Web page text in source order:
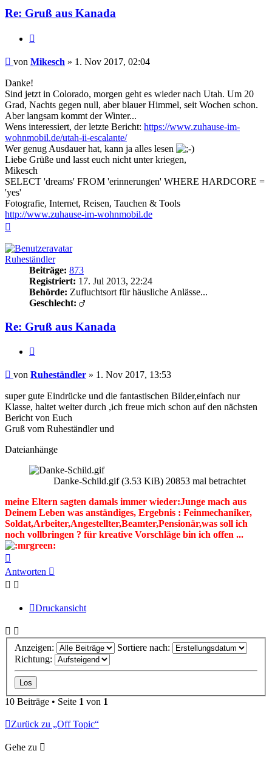
Re: Gruß aus Kanada
Beitrag
von Mikesch » 1. Nov 2017, 02:04
Danke!
Sind jetzt in Colorado, morgen geht es wieder nach Utah. Um 20
Grad, Nachts gegen null, aber blauer Himmel, seit Wochen schon.
Aber langsam kommt der Winter...
Wens interessiert, der letzte Bericht: https://www.zuhause-im-
wohnmobil.de/utah-ii-escalante/
Wer genug Ausdauer hat, kann ja alles lesen
Liebe Grüße und lasst euch nicht unter kriegen,
Mikesch
SELECT 'dreams' FROM 'erinnerungen' WHERE HARDCORE =
'yes'
Fotografie, Internet, Reisen, Tauchen & Tools
http://www.zuhause-im-wohnmobil.de
Ruheständler
Beiträge: 873
Registriert: 17. Jul 2013, 22:24
Behörde: Zufluchtsort für häusliche Anlässe...
Geschlecht:
Re: Gruß aus Kanada
Beitrag
von Ruheständler » 1. Nov 2017, 13:53
super gute Eindrücke und die fantastischen Bilder,einfach nur
Klasse, haltet weiter durch ,ich freue mich schon auf den nächsten
Bericht von Euch
Gruß vom Ruheständler und
Dateianhänge
Danke-Schild.gif (3.53 KiB) 20853 mal betrachtet
meine Eltern sagten damals immer wieder:Junge mach aus
Deinem Leben was anständiges, Ergebnis : Feinmechaniker,
Soldat,Arbeiter,Angestellter,Beamter,Pensionär,was soll ich
noch vollbringen ? für kreative Vorschläge bin ich offen ...
oben
Antworten
Druckansicht
Anzeigen:
Sortiere nach:
Richtung:
10 Beiträge • Seite 1 von 1
Zurück zu „Off Topic“
Gehe zu